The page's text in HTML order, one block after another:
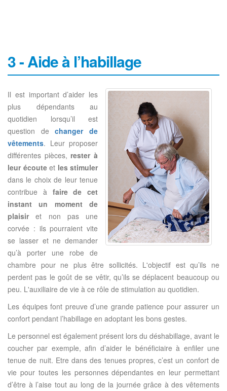
3 - Aide à l’habillage
Il est important d’aider les
plus dépendants au
quotidien lorsqu’il est
question dechanger de
vêtements. Leur proposer
différentes pièces, rester à
leur écouteet les stimuler
dans le choix de leur tenue
contribue à faire de cet
instant un moment de
plaisir et non pas une
corvée : ils pourraient vite
se lasser et ne demander
qu’à porter une robe de
chambre pour ne plus être sollicités. L'objectif est qu’ils ne
perdent pas le goût de se vêtir, qu’ils se déplacent beaucoup ou
peu. L'auxiliaire de vie à ce rôle de stimulation au quotidien.
Les équipes font preuve d’une grande patience pour assurer un
confort pendant l’habillage en adoptant les bons gestes.
Le personnel est également présent lors du déshabillage, avant le
coucher par exemple, afin d’aider le bénéficiaire à enfiler une
tenue de nuit. Etre dans des tenues propres, c’est un confort de
vie pour toutes les personnes dépendantes en leur permettant
d’être à l’aise tout au long de la journée grâce à des vêtements